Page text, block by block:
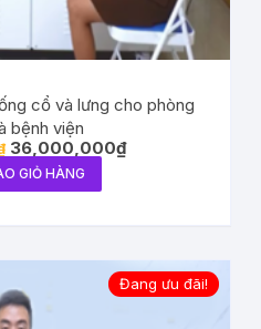
cổ và lưng cho phòng
bệnh viện
36,000,000₫
GIỎ HÀNG
Đang ưu đãi!